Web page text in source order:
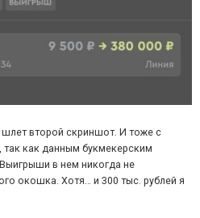
второй скриншот. И тоже с
как данным букмекерским
в нем никогда не
окошка. Хотя… и 300 тыс. рублей я